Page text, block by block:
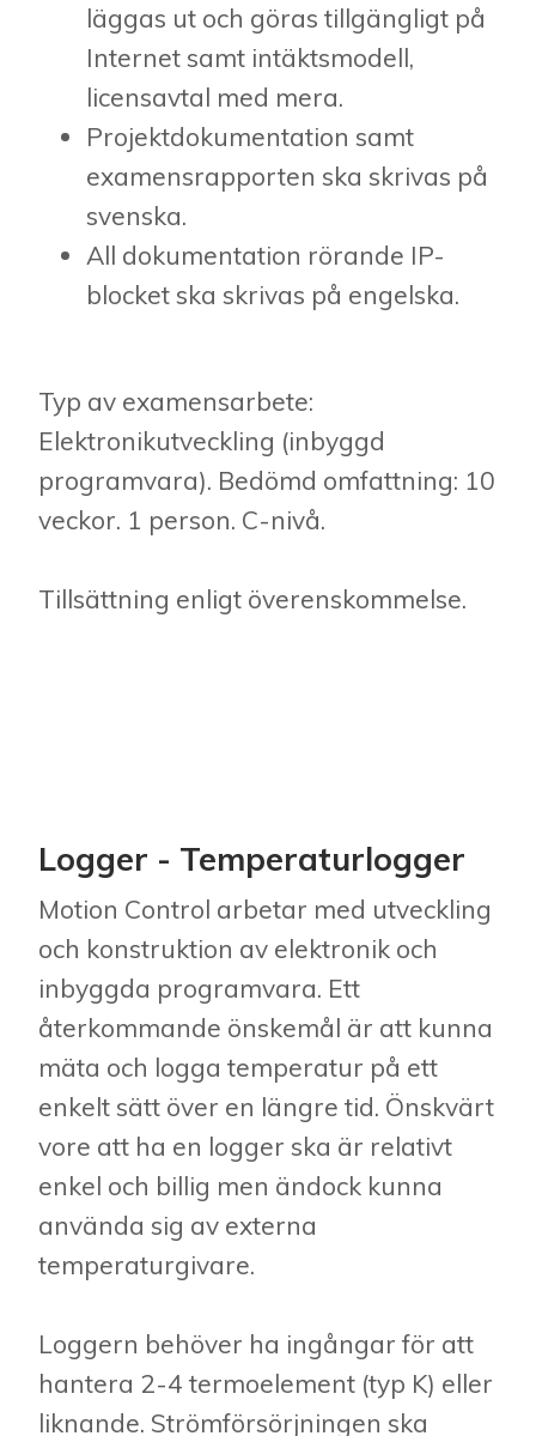
läggas ut och göras tillgängligt på
Internet samt intäktsmodell,
licensavtal med mera.
Projektdokumentation samt
examensrapporten ska skrivas på
svenska.
All dokumentation rörande IP-
blocket ska skrivas på engelska.
Typ av examensarbete:
Elektronikutveckling (inbyggd
programvara). Bedömd omfattning: 10
veckor. 1 person. C-nivå.
Tillsättning enligt överenskommelse.
Logger - Temperaturlogger
Motion Control arbetar med utveckling
och konstruktion av elektronik och
inbyggda programvara. Ett
återkommande önskemål är att kunna
mäta och logga temperatur på ett
enkelt sätt över en längre tid. Önskvärt
vore att ha en logger ska är relativt
enkel och billig men ändock kunna
använda sig av externa
temperaturgivare.
Loggern behöver ha ingångar för att
hantera 2-4 termoelement (typ K) eller
liknande. Strömförsörjningen ska